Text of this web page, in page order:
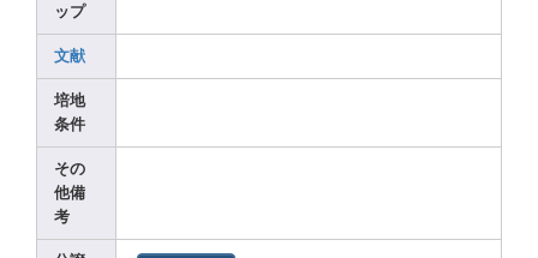
ップ
文献
培地
条件
その
他備
考